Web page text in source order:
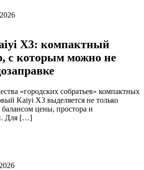
X3: компактный
с которым можно не
«городских собратьев» компактных
Kaiyi X3 выделяется не только
цены, простора и
Для […]